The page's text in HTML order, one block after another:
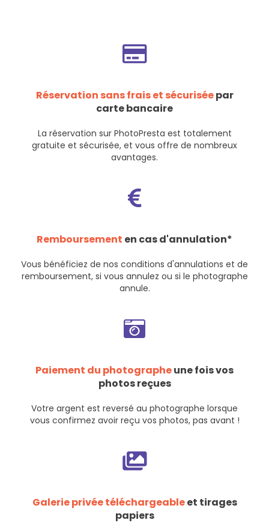
Réservation sans frais et sécuriséepar
carte bancaire
La réservation sur PhotoPresta est totalement
gratuite et sécurisée, et vous offre de nombreux
avantages.
Remboursement en cas d'annulation*
Vous bénéficiez de nos conditions d'annulations et de
remboursement, si vous annulez ou si le photographe
annule.
Paiement du photographeune fois vos
photos reçues
Votre argent est reversé au photographe lorsque
vous confirmez avoir reçu vos photos, pas avant !
Galerie privée téléchargeableet tirages
papiers